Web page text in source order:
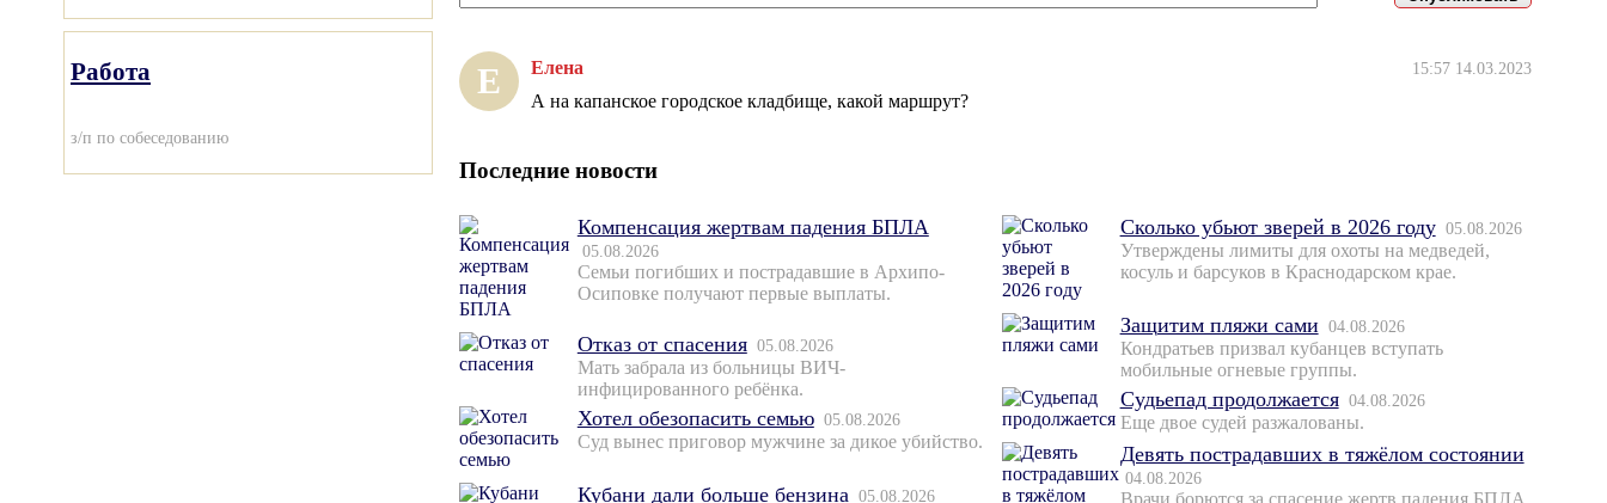
Работа
з/п по собеседованию
Е Елена 15:57 14.03.2023
А на капанское городское кладбище, какой маршрут?
Последние новости
Компенсация жертвам падения БПЛА
05.08.2026
Семьи погибших и пострадавшие в Архипо-
Осиповке получают первые выплаты.
Отказ от спасения 05.08.2026
Мать забрала из больницы ВИЧ-
инфицированного ребёнка.
Хотел обезопасить семью 05.08.2026
Суд вынес приговор мужчине за дикое убийство.
Кубани дали больше бензина 05.08.2026
Сколько убьют зверей в 2026 году 05.08.2026
Утверждены лимиты для охоты на медведей,
косуль и барсуков в Краснодарском крае.
Защитим пляжи сами 04.08.2026
Кондратьев призвал кубанцев вступать
мобильные огневые группы.
Судьепад продолжается 04.08.2026
Еще двое судей разжалованы.
Девять пострадавших в тяжёлом состоянии
04.08.2026